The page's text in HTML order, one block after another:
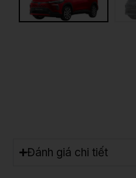
Đánh giá chi tiết